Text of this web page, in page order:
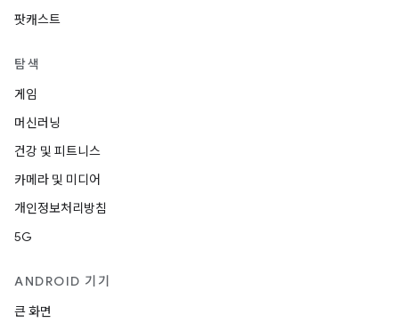
팟캐스트
탐색
게임
머신러닝
건강 및 피트니스
카메라 및 미디어
개인정보처리방침
5G
ANDROID 기기
큰 화면